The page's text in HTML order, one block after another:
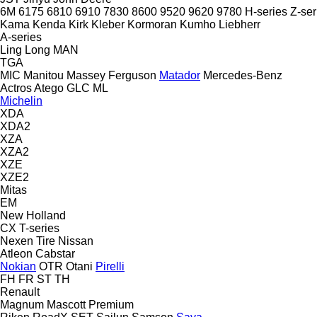
6M 6175 6810 6910 7830 8600 9520 9620 9780 H-series Z-
Kama Kenda Kirk Kleber Kormoran Kumho Liebherr
A-series
Ling Long MAN
TGA
MIC Manitou Massey Ferguson Matador Mercedes-Benz
ActrosAtego GLC ML
Michelin
XDA
XDA2
XZA
XZA2
XZE
XZE2
Mitas
EM
New Holland
CX T-series
Nexen Tire Nissan
Atleon Cabstar
Nokian OTR Otani Pirelli
FH FR ST TH
Renault
Magnum Mascott Premium